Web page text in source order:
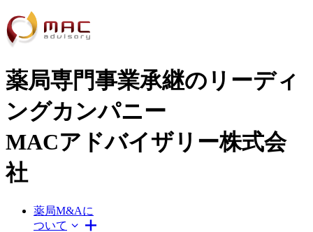
薬局専門事業承継のリーディ
ングカンパニー
MACアドバイザリー株式会
社
薬局M&Aに
ついて